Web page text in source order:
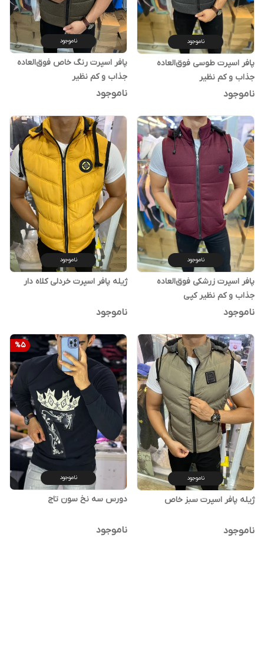
ناموجود
پافر اسپرت طوسی فوق‌العاده
جذاب و کم نظیر
ناموجود
ناموجود
پافر اسپرت رنگ خاص فوق‌العاده
جذاب و کم نظیر
ناموجود
ناموجود
پافر اسپرت زرشکی فوق‌العاده
جذاب و کم نظیر کپی
ناموجود
ناموجود
ژیله پافر اسپرت خردلی کلاه دار
ناموجود
ناموجود
ژیله پافر اسپرت سبز خاص
ناموجود
%5
ناموجود
دورس سه نخ سون تاج
ناموجود